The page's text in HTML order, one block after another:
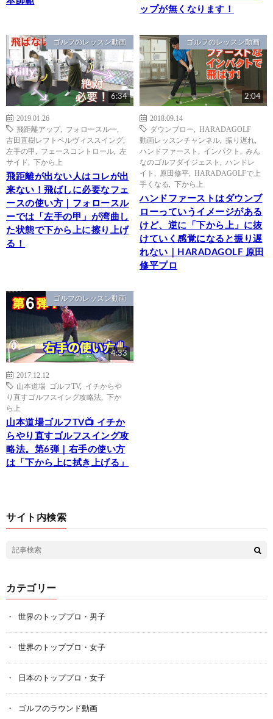
ップが無くなります！
ゴルフのレッスン動画
6:34
2019.01.26
飛距離アップ, フォロースルー
吉田直樹レフトペルヴィススイング
左手の甲
フェースコントロール
左
サイド
下から上
飛距離が出ない人はコレが出
来ない！飛ばしに必要なフェ
ースの使い方｜フォロースル
ーでは「左手の甲」が湾曲し
た状態で下から上に擦り上げ
る！
ゴルフのレッスン動画
2:04
2018.09.14
ダウンブロー
HARADAGOLF
動画レッスンチャンネル
振り遅れ
ハンドファースト
インパクト
みん
なのゴルフダイジェスト
ハンドレ
イト
原田修平
HARADAGOLFで上
手くなる
下から上
ハンドファーストはダウンブ
ローっていうイメージがある
けど、逆に「下から上」に抜
けていく感覚になると振り遅
れない｜HARADAGOLF 原田
修平プロ
ゴルフのレッスン動画
4:33
2017.12.12
山本道場 ゴルフTV, イチからや
り直すゴルフスイング攻略法
下か
ら上
山本道場ゴルフTV📺 イチか
らやり直すゴルフスイング攻
略法。第6弾｜右手の使い方
は「下から上に拭き上げる」
サイト内検索
カテゴリー
世界のトッププロ・男子
世界のトッププロ・女子
日本のトッププロ・女子
ゴルフのラウンド動画